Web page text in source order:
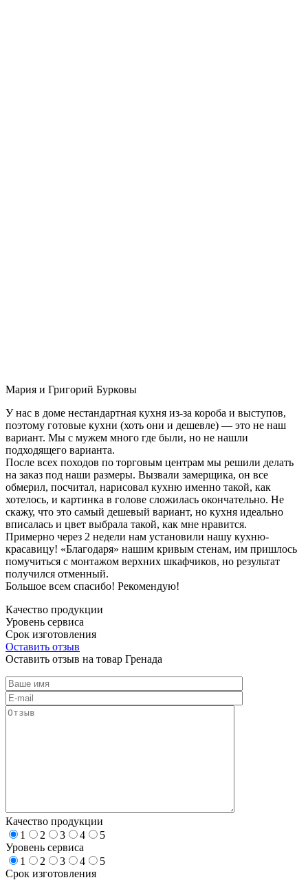
Мария и Григорий Бурковы
У нас в доме нестандартная кухня из-за короба и выступов,
поэтому готовые кухни (хоть они и дешевле) — это не наш
вариант. Мы с мужем много где были, но не нашли
подходящего варианта.
После всех походов по торговым центрам мы решили делать
на заказ под наши размеры. Вызвали замерщика, он все
обмерил, посчитал, нарисовал кухню именно такой, как
хотелось, и картинка в голове сложилась окончательно. Не
скажу, что это самый дешевый вариант, но кухня идеально
вписалась и цвет выбрала такой, как мне нравится.
Примерно через 2 недели нам установили нашу кухню-
красавицу! «Благодаря» нашим кривым стенам, им пришлось
помучиться с монтажом верхних шкафчиков, но результат
получился отменный.
Большое всем спасибо! Рекомендую!
Качество продукции
Уровень сервиса
Срок изготовления
Оставить отзыв
Оставить отзыв на товар Гренада
Качество продукции
1
2 3 4
5
Уровень сервиса
1
2 3 4
5
Срок изготовления